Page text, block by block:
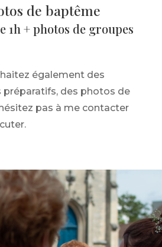
de baptême
1h + photos de groupes
également des
préparatifs, des photos de
pas à me contacter